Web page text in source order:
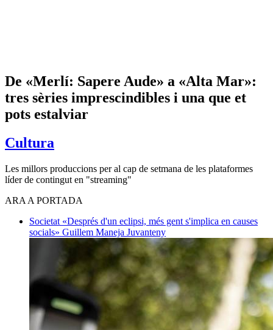
De «Merlí: Sapere Aude» a «Alta Mar»:
tres sèries imprescindibles i una que et
pots estalviar
Cultura
Les millors produccions per al cap de setmana de les plataformes
líder de contingut en "streaming"
ARA A PORTADA
Societat «Després d'un eclipsi, més gent s'implica en causes
socials» Guillem Maneja Juvanteny